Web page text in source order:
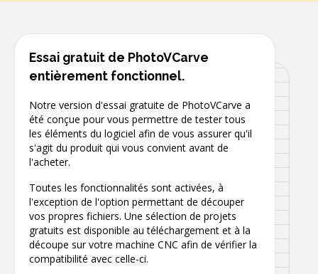
Essai gratuit de PhotoVCarve
entièrement fonctionnel.
Notre version d'essai gratuite de PhotoVCarve a
été conçue pour vous permettre de tester tous
les éléments du logiciel afin de vous assurer qu'il
s'agit du produit qui vous convient avant de
l'acheter.
Toutes les fonctionnalités sont activées, à
l'exception de l'option permettant de découper
vos propres fichiers. Une sélection de projets
gratuits est disponible au téléchargement et à la
découpe sur votre machine CNC afin de vérifier la
compatibilité avec celle-ci.